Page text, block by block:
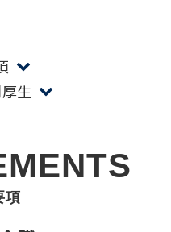
生
項